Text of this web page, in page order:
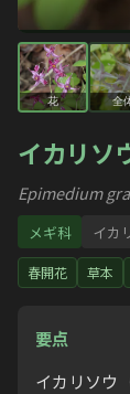
花 全
イカリソ
Epimedium
メギ科 イカ
春開花 草本
要点
イカリソウ